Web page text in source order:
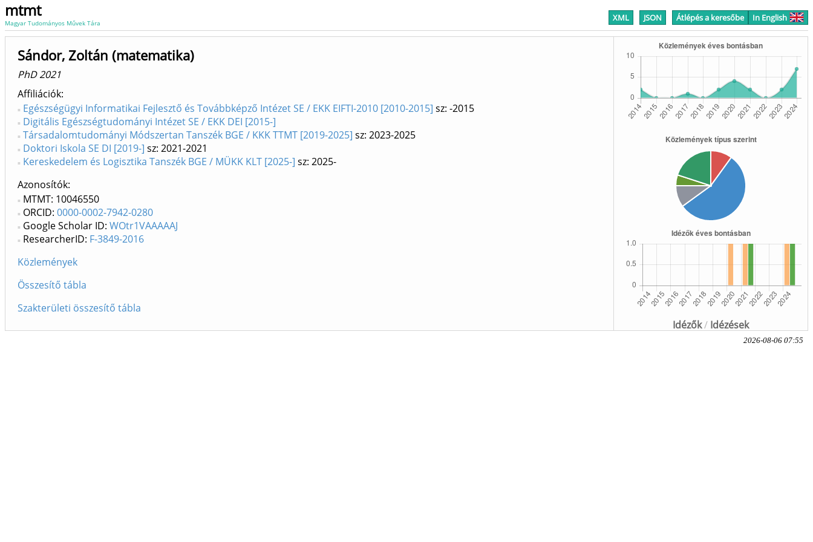
mtmt
Magyar Tudományos Művek Tára XML JSON Átlépés a keresőbe In English
Idézők/ Idézések
Sándor, Zoltán (matematika)
PhD 2021
Affiliációk
Egészségügyi Informatikai Fejlesztő és Továbbképző Intézet SE / EKK EIFTI-2010 [2010-2015] sz: -2015
Digitális Egészségtudományi Intézet SE / EKK DEI [2015-]
Társadalomtudományi Módszertan Tanszék BGE / KKK TTMT [2019-2025] sz: 2023-2025
Doktori Iskola SE DI [2019-] sz: 2021-2021
Kereskedelem és Logisztika Tanszék BGE / MÜKK KLT [2025-] sz: 2025-
Azonosítók
MTMT: 10046550
ORCID: 0000-0002-7942-0280
Google Scholar ID: WOtr1VAAAAAJ
ResearcherID: F-3849-2016
Közlemények
Összesítő tábla
Szakterületi összesítő tábla
2026-08-06 07:55